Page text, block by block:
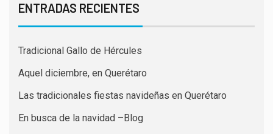
ENTRADAS RECIENTES
Tradicional Gallo de Hércules
Aquel diciembre, en Querétaro
Las tradicionales fiestas navideñas en Querétaro
En busca de la navidad –Blog